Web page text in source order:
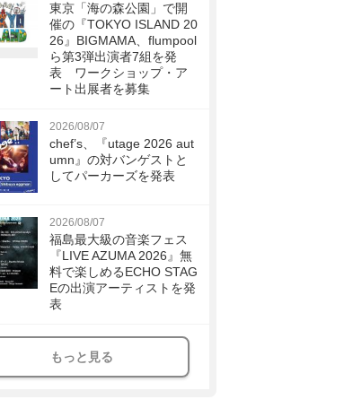
東京「海の森公園」で開
催の『TOKYO ISLAND 20
26』BIGMAMA、flumpool
ら第3弾出演者7組を発
表 ワークショップ・ア
ート出展者を募集
2026/08/07
chef’s、『utage 2026 aut
umn』の対バンゲストと
してパーカーズを発表
2026/08/07
福島最大級の音楽フェス
『LIVE AZUMA 2026』無
料で楽しめるECHO STAG
Eの出演アーティストを発
表
もっと見る